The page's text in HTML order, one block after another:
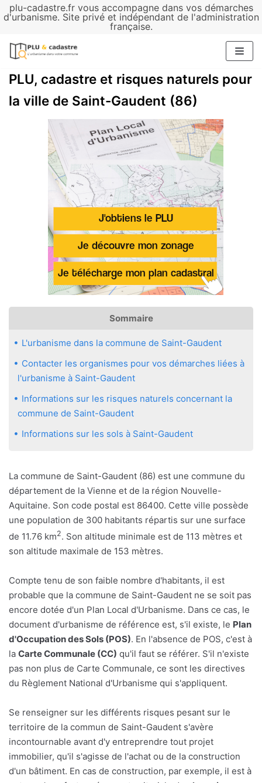
plu-cadastre.fr vous accompagne dans vos démarches
d'urbanisme. Site privé et indépendant de l'administration
française.
Aller
contenu
PLU, cadastre et risques naturels pour
la ville de Saint-Gaudent (86)
Sommaire
L'urbanisme dans la commune de Saint-Gaudent
Contacter les organismes pour vos démarches liées à
l'urbanisme à Saint-Gaudent
Informations sur les risques naturels concernant la
commune de Saint-Gaudent
Informations sur les sols à Saint-Gaudent
La commune de Saint-Gaudent (86) est une commune du
département de la Vienne et de la région Nouvelle-
Aquitaine. Son code postal est 86400. Cette ville possède
une population de 300 habitants répartis sur une surface
de 11.76 km2. Son altitude minimale est de 113 mètres et
son altitude maximale de 153 mètres.
Compte tenu de son faible nombre d'habitants, il est
probable que la commune de Saint-Gaudent ne se soit pas
encore dotée d'un Plan Local d'Urbanisme. Dans ce cas, le
document d'urbanisme de référence est, s'il existe, le Plan
d'Occupation des Sols (POS). En l'absence de POS, c'est à
la Carte Communale (CC) qu'il faut se référer. S'il n'existe
pas non plus de Carte Communale, ce sont les directives
du Règlement National d'Urbanisme qui s'appliquent.
Se renseigner sur les différents risques pesant sur le
territoire de la commun de Saint-Gaudent s'avère
incontournable avant d'y entreprendre tout projet
immobilier, qu'il s'agisse de l'achat ou de la construction
d'un bâtiment. En cas de construction, par exemple, il est à